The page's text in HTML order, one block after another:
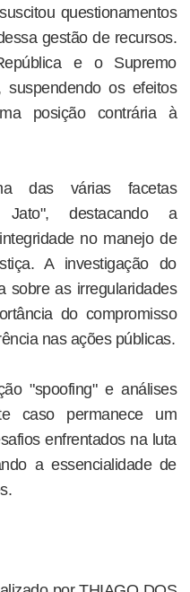
questionamentos
gestão de recursos.
e o Supremo
suspendendo os efeitos
posição contrária à
das várias facetas
Jato", destacando a
no manejo de
A investigação do
sobre as irregularidades
do compromisso
nas ações públicas.
"spoofing" e análises
caso permanece um
enfrentados na luta
a essencialidade de